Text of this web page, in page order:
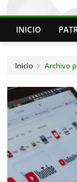
INICIO
Inicio Archivo